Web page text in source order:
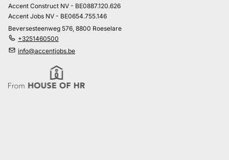
Accent Construct NV - BE0887.120.626
Accent Jobs NV - BE0654.755.146
Beversesteenweg 576, 8800 Roeselare
+3251460500
info@accentjobs.be